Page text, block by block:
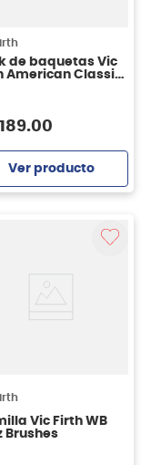
de baquetas Vic
American Classic
189.00
Ver producto
Vic Firth WB
Brushes